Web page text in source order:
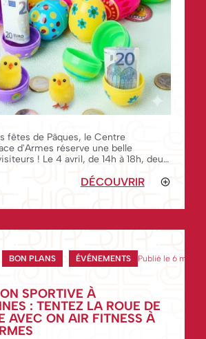
fêtes de Pâques, le Centre
d'Armes réserve une belle
14h à 18h, deux
magique rempli de surprise
DÉCOUVRIR
BON PLANS ÉVÉNEMENTS Publié le 6 mars
SPORTIVE À
: TENTEZ LA ROUE DE
AVEC ON AIR FITNESS À